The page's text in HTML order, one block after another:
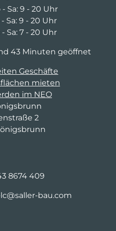
- Sa: 9 - 20 Uhr
Sa: 9 - 20 Uhr
Sa: 7 - 20 Uhr
43 Minuten geöffnet
Geschäfte
mieten
im NEO
2
8674 409
bau.com